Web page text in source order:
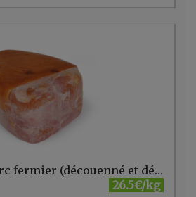
Jambon cuit porc fermier (découenné et dégraissé) PQA
26.5€/kg